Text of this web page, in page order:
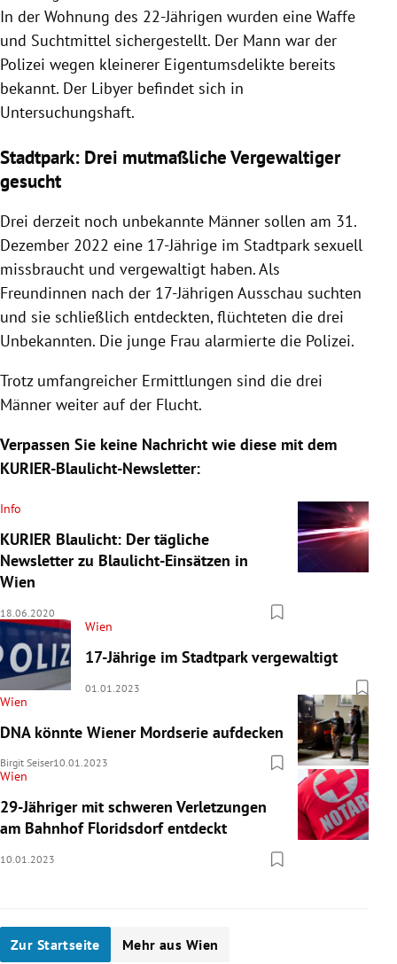
In der Wohnung des 22-Jährigen wurden eine Waffe
und Suchtmittel sichergestellt. Der Mann war der
Polizei wegen kleinerer Eigentumsdelikte bereits
bekannt. Der Libyer befindet sich in
Untersuchungshaft.
Stadtpark: Drei mutmaßliche Vergewaltiger
gesucht
Drei derzeit noch unbekannte Männer sollen am 31.
Dezember 2022 eine 17-Jährige im Stadtpark sexuell
missbraucht und vergewaltigt haben. Als
Freundinnen nach der 17-Jährigen Ausschau suchten
und sie schließlich entdeckten, flüchteten die drei
Unbekannten. Die junge Frau alarmierte die Polizei.
Trotz umfangreicher Ermittlungen sind die drei
Männer weiter auf der Flucht.
Verpassen Sie keine Nachricht wie diese mit dem
KURIER-Blaulicht-Newsletter:
Info
KURIER Blaulicht: Der tägliche
Newsletter zu Blaulicht-Einsätzen in
Wien
18.06.2020
Wien
17-Jährige im Stadtpark vergewaltigt
01.01.2023
Wien
DNA könnte Wiener Mordserie aufdecken
Birgit Seiser10.01.2023
Wien
29-Jähriger mit schweren Verletzungen
am Bahnhof Floridsdorf entdeckt
10.01.2023
Zur Startseite Mehr aus Wien